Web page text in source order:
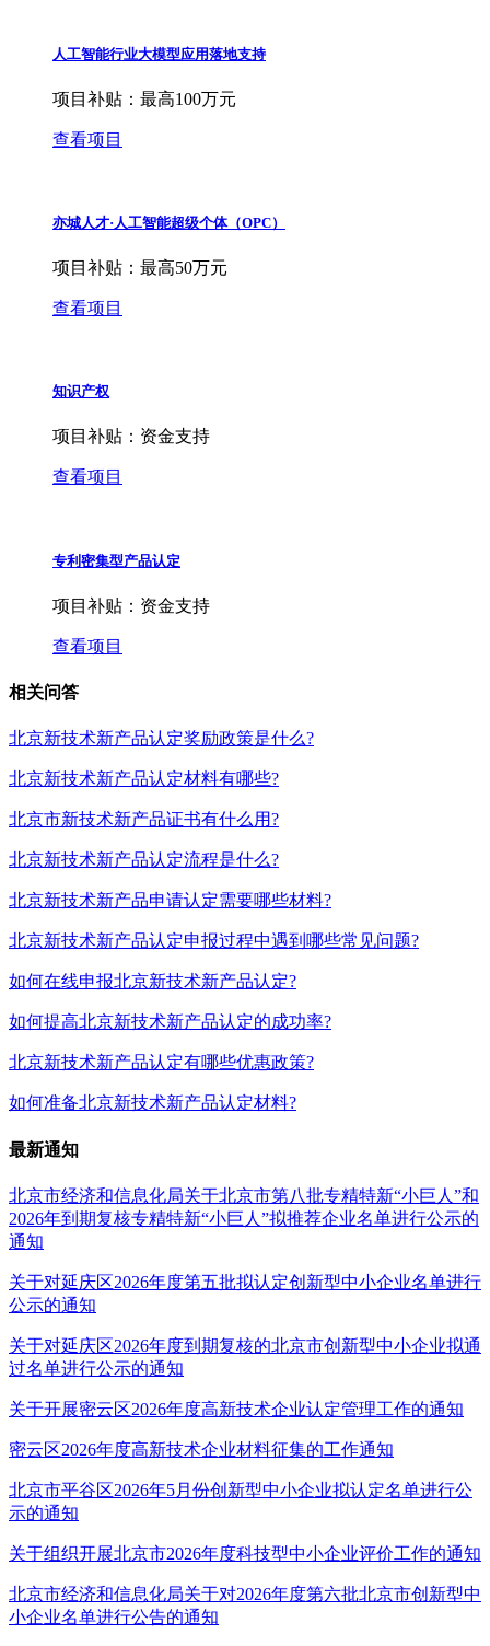
人工智能行业大模型应用落地支持
项目补贴： 最高100万元
查看项目
亦城人才·人工智能超级个体（OPC）
项目补贴： 最高50万元
查看项目
知识产权
项目补贴： 资金支持
查看项目
专利密集型产品认定
项目补贴： 资金支持
查看项目
相关问答
北京新技术新产品认定奖励政策是什么?
北京新技术新产品认定材料有哪些?
北京市新技术新产品证书有什么用?
北京新技术新产品认定流程是什么?
北京新技术新产品申请认定需要哪些材料?
北京新技术新产品认定申报过程中遇到哪些常见问题?
如何在线申报北京新技术新产品认定?
如何提高北京新技术新产品认定的成功率?
北京新技术新产品认定有哪些优惠政策?
如何准备北京新技术新产品认定材料?
最新通知
北京市经济和信息化局关于北京市第八批专精特新“小巨人”和
2026年到期复核专精特新“小巨人”拟推荐企业名单进行公示的
通知
关于对延庆区2026年度第五批拟认定创新型中小企业名单进行
公示的通知
关于对延庆区2026年度到期复核的北京市创新型中小企业拟通
过名单进行公示的通知
关于开展密云区2026年度高新技术企业认定管理工作的通知
密云区2026年度高新技术企业材料征集的工作通知
北京市平谷区2026年5月份创新型中小企业拟认定名单进行公
示的通知
关于组织开展北京市2026年度科技型中小企业评价工作的通知
北京市经济和信息化局关于对2026年度第六批北京市创新型中
小企业名单进行公告的通知